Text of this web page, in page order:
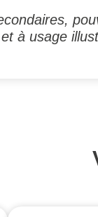
à usage